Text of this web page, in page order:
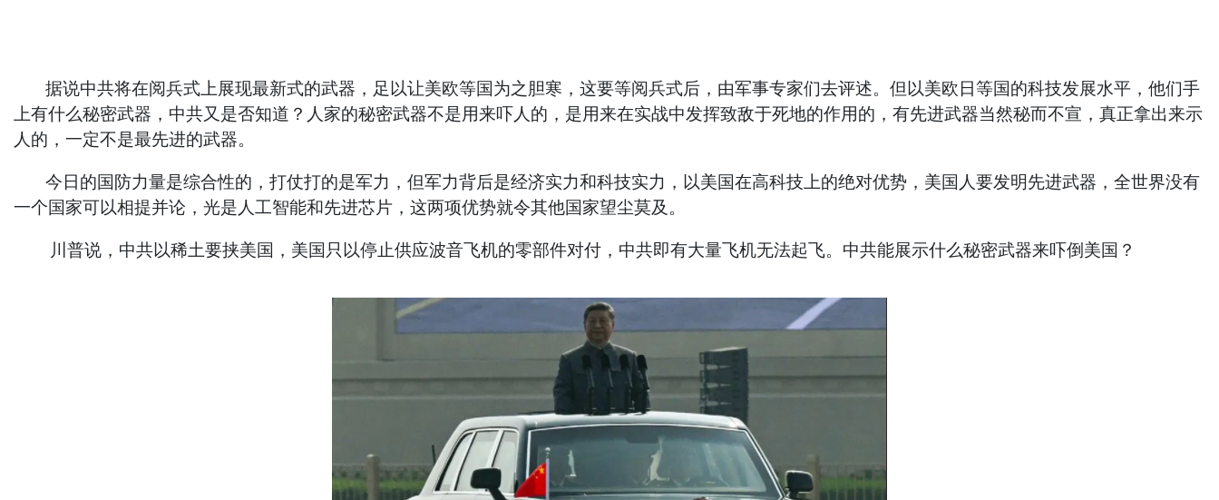
据说中共将在阅兵式上展现最新式的武器，足以让美欧等国为之胆寒，这要等阅兵式后，由军事专家们去评述。但以美欧日等国的科技发展水平，他们手
上有什么秘密武器，中共又是否知道？人家的秘密武器不是用来吓人的，是用来在实战中发挥致敌于死地的作用的，有先进武器当然秘而不宣，真正拿出来示
人的，一定不是最先进的武器。
今日的国防力量是综合性的，打仗打的是军力，但军力背后是经济实力和科技实力，以美国在高科技上的绝对优势，美国人要发明先进武器，全世界没有
一个国家可以相提并论，光是人工智能和先进芯片，这两项优势就令其他国家望尘莫及。
川普说，中共以稀土要挟美国，美国只以停止供应波音飞机的零部件对付，中共即有大量飞机无法起飞。中共能展示什么秘密武器来吓倒美国？